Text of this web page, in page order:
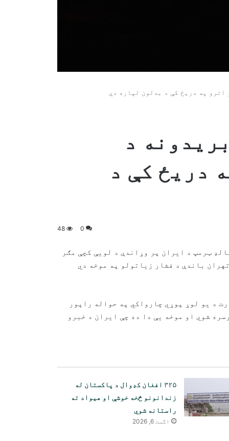
په دریځ کې د بدلون لپاره دي
د
دریځ کې د
0
48
ټرمپ د ایران پر وړاندې د لویې کچې مګر
باندې د فشار زیاتولو په موخه دي
د یو لوړ پوړي چارواکي په حواله راپور
شوي او موخه یې دا ده چې ایران د خبرو
۳۲۵ افغان کډوال د پاکستان له
زندانونو څخه خوشې او هیواد ته
راستانه شوي
اگست 6, 2026